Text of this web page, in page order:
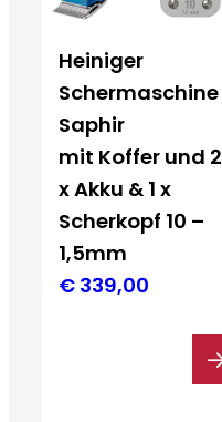
Heiniger
Schermaschine
Saphir
mit Koffer und 2
x Akku & 1 x
Scherkopf 10 –
1,5mm
€ 339,00